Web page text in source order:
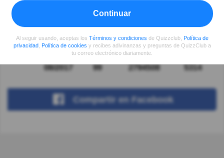
Kostas Jaritos
08/2017 99 2794508 5314
Compartir en Facebook
Continuar
Al seguir usando, aceptas los Términos y condiciones de Quizzclub, Política de
privacidad, Política de cookies y recibes adivinanzas y preguntas de QuizzClub a
tu correo electrónico diariamente.